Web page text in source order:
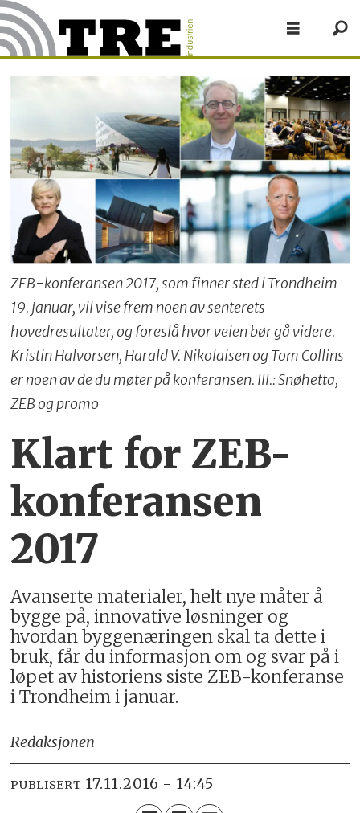
ZEB-konferansen 2017, som finner sted i Trondheim
19. januar, vil vise frem noen av senterets
hovedresultater, og foreslå hvor veien bør gå videre.
Kristin Halvorsen, Harald V. Nikolaisen og Tom Collins
er noen av de du møter på konferansen. Ill.: Snøhetta,
ZEB og promo
Klart for ZEB-
konferansen
2017
Avanserte materialer, helt nye måter å
bygge på, innovative løsninger og
hvordan byggenæringen skal ta dette i
bruk, får du informasjon om og svar på i
løpet av historiens siste ZEB-konferanse
i Trondheim i januar.
Redaksjonen
PUBLISERT 17.11.2016 - 14:45